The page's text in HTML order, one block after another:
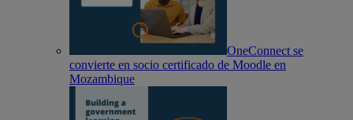
OneConnect se
convierte en socio certificado de Moodle en
Mozambique